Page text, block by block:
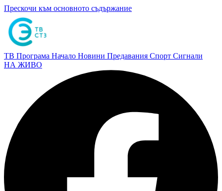
Прескочи към основното съдържание
ТВ Програма Начало Новини Предавания Спорт Сигнали
НА ЖИВО